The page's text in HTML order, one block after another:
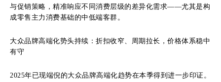
与促销策略，精准响应不同消费层级的差异化需求——尤其是构
成零售主力消费基础的中低端客群。
大众品牌高端化势头持续：折扣收窄、周期拉长，价格体系稳中
有守
2025年已现端倪的大众品牌高端化趋势在本季得到进一步印证。